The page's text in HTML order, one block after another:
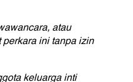
atau
ini tanpa izin
keluarga inti